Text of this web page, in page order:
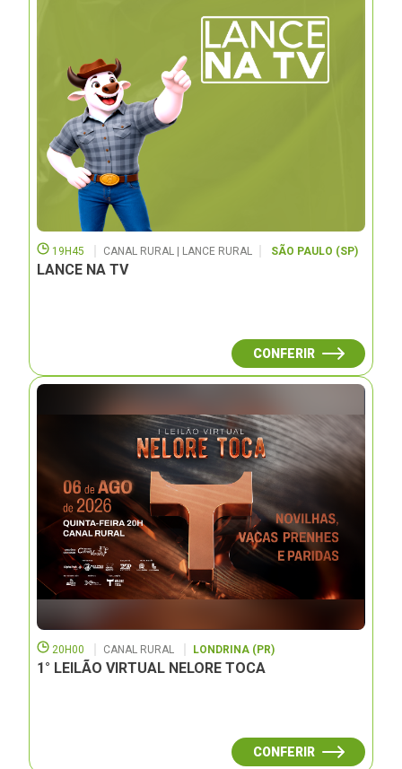
19H45 CANAL RURAL | LANCE RURAL SÃO PAULO (SP)
LANCE NA TV
CONFERIR
20H00 CANAL RURAL LONDRINA (PR)
1° LEILÃO VIRTUAL NELORE TOCA
CONFERIR